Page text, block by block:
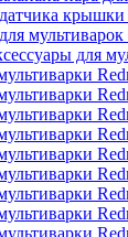
крышки
для